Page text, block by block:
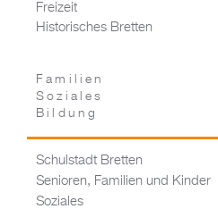
Freizeit
Historisches Bretten
Familien
Soziales
Bildung
Schulstadt Bretten
Senioren, Familien und Kinder
Soziales